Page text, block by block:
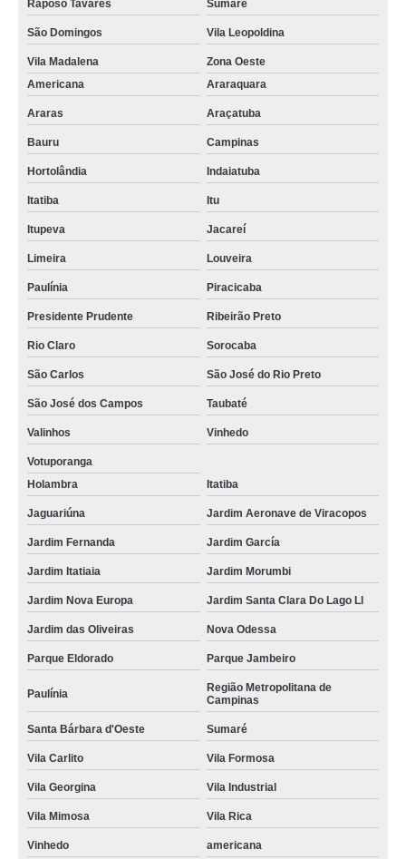
Raposo Tavares Sumaré
São Domingos Vila Leopoldina
Vila Madalena
Zona Oeste
Americana
Araraquara
Araras Araçatuba
Bauru Campinas
Hortolândia Indaiatuba
Itatiba Itu
Itupeva Jacareí
Limeira Louveira
Paulínia Piracicaba
Presidente Prudente Ribeirão Preto
Rio Claro Sorocaba
São Carlos São José do Rio Preto
São José dos Campos Taubaté
Valinhos Vinhedo
Votuporanga
Holambra
Itatiba
Jaguariúna Jardim Aeronave de Viracopos
Jardim Fernanda Jardim García
Jardim Itatiaia Jardim Morumbi
Jardim Nova Europa Jardim Santa Clara Do Lago Ll
Jardim das Oliveiras Nova Odessa
Parque Eldorado Parque Jambeiro
Paulínia
Região Metropolitana de
Campinas
Santa Bárbara d'Oeste Sumaré
Vila Carlito Vila Formosa
Vila Georgina Vila Industrial
Vila Mimosa Vila Rica
Vinhedo
americana